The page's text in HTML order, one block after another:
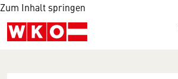
Zum Inhalt springen